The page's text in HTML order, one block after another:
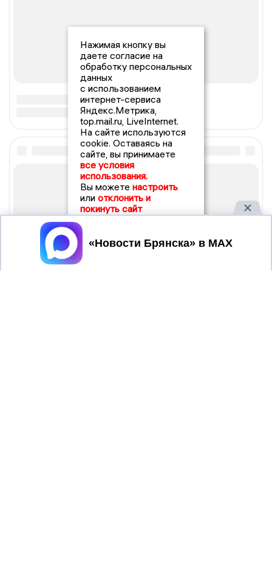
Нажимая кнопку вы
даете согласие на
обработку персональных
данных
с использованием
интернет-сервиса
Яндекс.Метрика,
top.mail.ru, LiveInternet.
На сайте используются
cookie. Оставаясь на
сайте, вы принимаете
все условия
использования.
Вы можете настроить
или отклонить и
покинуть сайт
Принять